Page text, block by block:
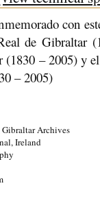
con
de Gibraltar
– 2005) y
– 2005)
Gibraltar Archives
Ireland